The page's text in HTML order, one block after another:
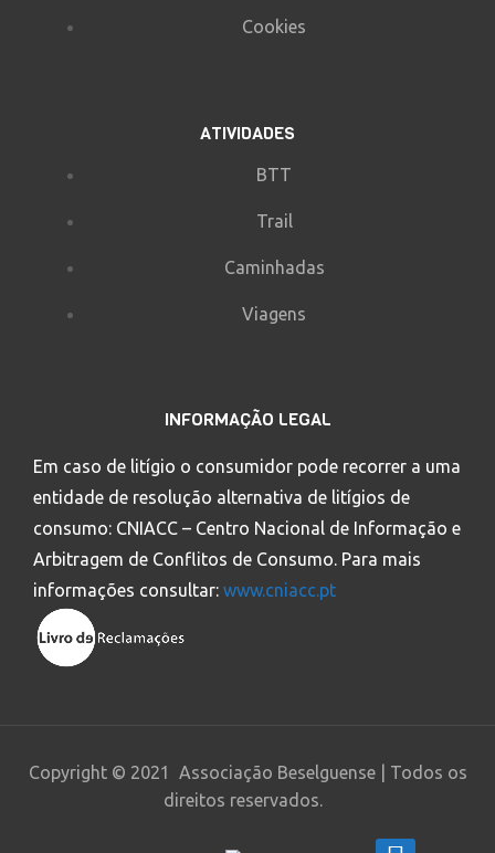
Cookies
ATIVIDADES
BTT
Trail
Caminhadas
Viagens
INFORMAÇÃO LEGAL
Em caso de litígio o consumidor pode recorrer a uma
entidade de resolução alternativa de litígios de
consumo: CNIACC – Centro Nacional de Informação e
Arbitragem de Conflitos de Consumo. Para mais
informações consultar: www.cniacc.pt
Copyright © 2021 Associação Beselguense | Todos os
direitos reservados.